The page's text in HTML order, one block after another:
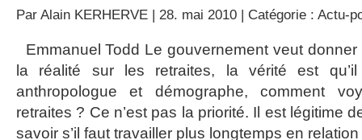
Par Alain KERHERVE | 28. mai 2010 | Catégorie : Actu-
Emmanuel Todd Le gouvernement veut donner
la réalité sur les retraites, la vérité est
anthropologue et démographe, comment
retraites ? Ce n’est pas la priorité. Il est légitime
savoir s’il faut travailler plus longtemps en